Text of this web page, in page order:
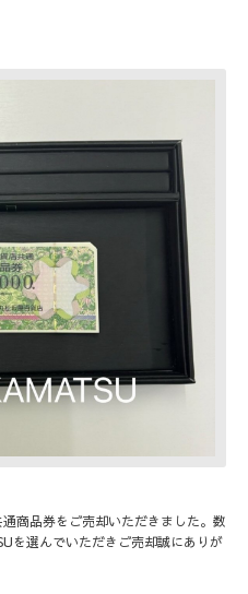
商品券をご売却いただきました。数
を選んでいただきご売却誠にありが